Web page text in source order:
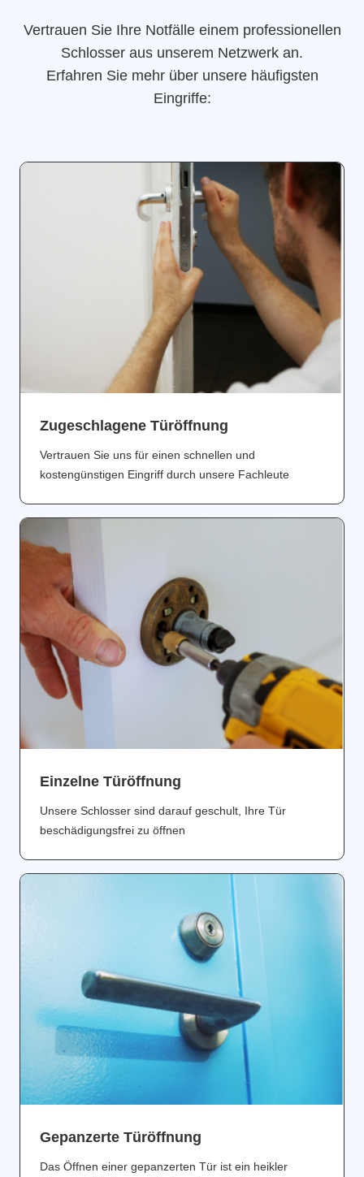
Vertrauen Sie Ihre Notfälle einem professionellen
Schlosser aus unserem Netzwerk an.
Erfahren Sie mehr über unsere häufigsten
Eingriffe:
Zugeschlagene Türöffnung
Vertrauen Sie uns für einen schnellen und
kostengünstigen Eingriff durch unsere Fachleute
Einzelne Türöffnung
Unsere Schlosser sind darauf geschult, Ihre Tür
beschädigungsfrei zu öffnen
Gepanzerte Türöffnung
Das Öffnen einer gepanzerten Tür ist ein heikler